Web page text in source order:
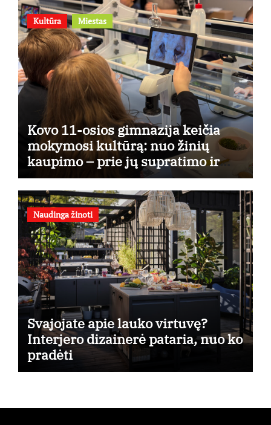
Kultūra Miestas
Kovo 11-osios gimnazija keičia
mokymosi kultūrą: nuo žinių
kaupimo – prie jų supratimo ir
taikymo
Naudinga žinoti
Svajojate apie lauko virtuvę?
Interjero dizainerė pataria, nuo ko
pradėti